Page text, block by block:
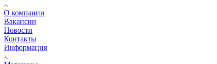
О компании
Вакансии
Новости
Контакты
Информация